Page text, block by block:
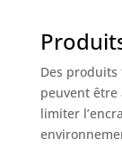
est
Des produits
peuvent
limiter